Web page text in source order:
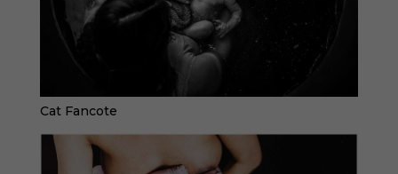
Cat Fancote